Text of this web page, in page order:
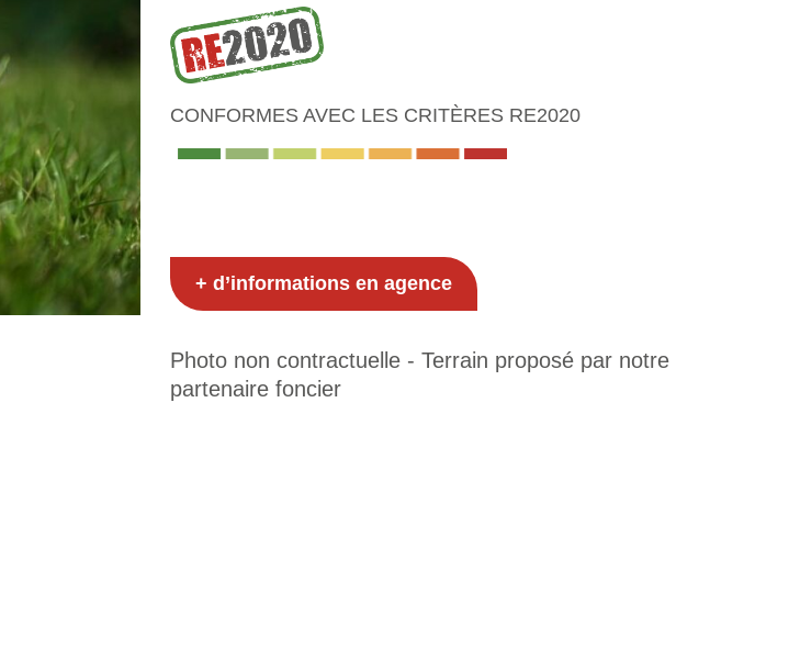
CONFORMES AVEC LES CRITÈRES RE2020
+ d’informations en agence
Photo non contractuelle - Terrain proposé par notre
partenaire foncier